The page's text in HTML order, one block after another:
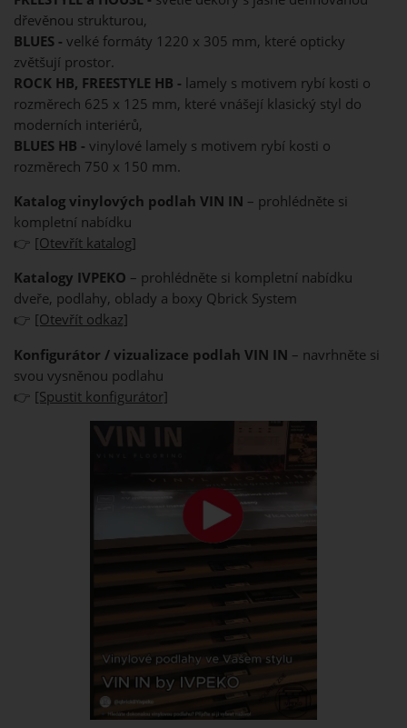
dřevěnou strukturou,
BLUES - velké formáty 1220 x 305 mm, které opticky
zvětšují prostor.
ROCK HB, FREESTYLE HB - lamely s motivem rybí kosti o
rozměrech 625 x 125 mm, které vnášejí klasický styl do
moderních interiérů,
BLUES HB - vinylové lamely s motivem rybí kosti o
rozměrech 750 x 150 mm.
Katalog vinylových podlah VIN IN – prohlédněte si
kompletní nabídku
👉 [Otevřít katalog]
Katalogy IVPEKO – prohlédněte si kompletní nabídku
dveře, podlahy, oblady a boxy Qbrick System
👉 [Otevřít odkaz]
Konfigurátor / vizualizace podlah VIN IN – navrhněte si
svou vysněnou podlahu
👉 [Spustit konfigurátor]